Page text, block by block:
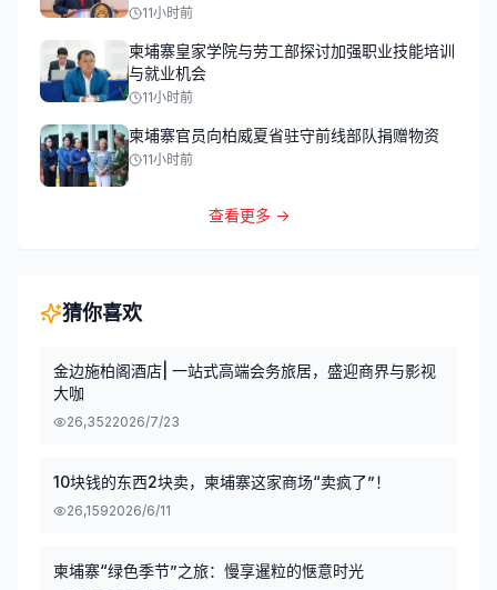
11小时前
柬埔寨皇家学院与劳工部探讨加强职业技能培训
与就业机会
11小时前
柬埔寨官员向柏威夏省驻守前线部队捐赠物资
11小时前
查看更多 →
猜你喜欢
金边施柏阁酒店| 一站式高端会务旅居，盛迎商界与影视
大咖
26,3522026/7/23
10块钱的东西2块卖，柬埔寨这家商场“卖疯了”！
26,1592026/6/11
柬埔寨“绿色季节”之旅：慢享暹粒的惬意时光